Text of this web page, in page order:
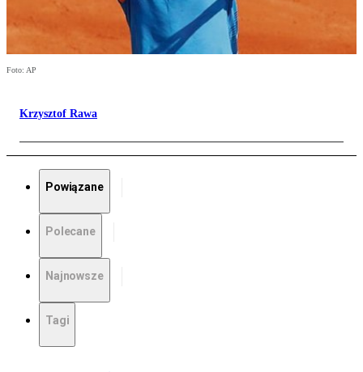
Foto: AP
Krzysztof Rawa
Powiązane
Polecane
Najnowsze
Tagi